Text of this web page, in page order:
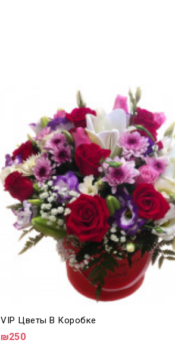
VIP Цветы В Коробке
₪250